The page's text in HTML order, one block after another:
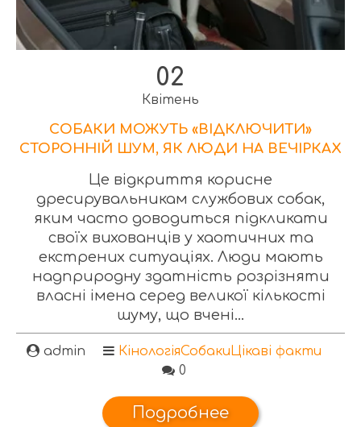
02
Квітень
СОБАКИ МОЖУТЬ «ВІДКЛЮЧИТИ»
СТОРОННІЙ ШУМ, ЯК ЛЮДИ НА ВЕЧІРКАХ
Це відкриття корисне
дресирувальникам службових собак,
яким часто доводиться підкликати
своїх вихованців у хаотичних та
екстрених ситуаціях. Люди мають
надприродну здатність розрізняти
власні імена серед великої кількості
шуму, що вчені...
admin КінологіяСобаки Цікаві факти
0
Подробнее